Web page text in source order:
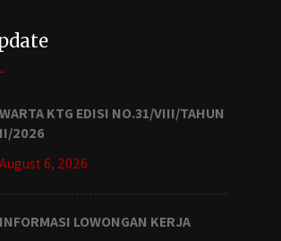
WARTA KTG EDISI NO.31/VIII/TAHUN
II/2026
August 6, 2026
INFORMASI LOWONGAN KERJA